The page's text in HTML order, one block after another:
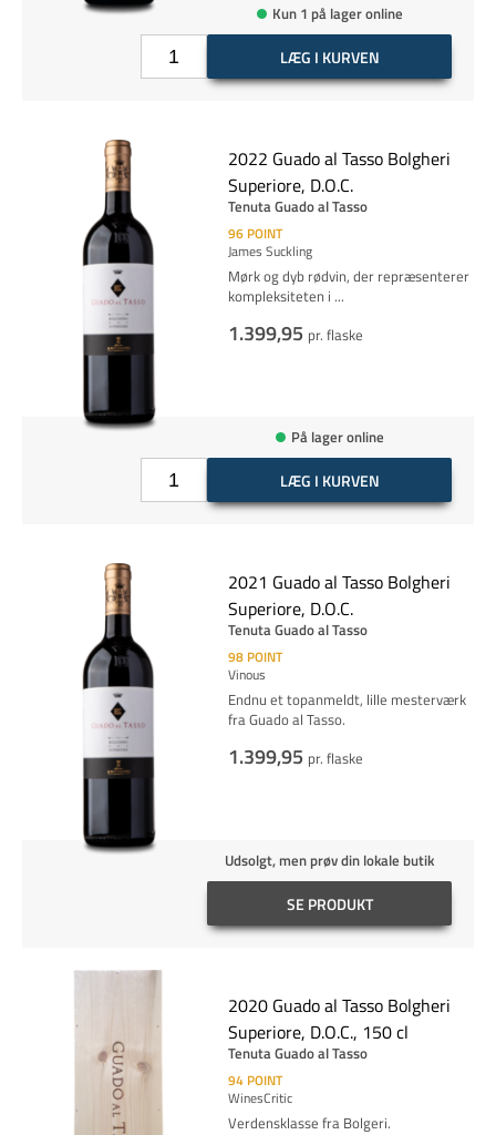
Kun 1 på lager online
LÆG I KURVEN
2022 Guado al Tasso Bolgheri
Superiore, D.O.C.
Tenuta Guado al Tasso
96 POINT
James Suckling
Mørk og dyb rødvin, der repræsenterer
kompleksiteten i ...
1.399,95 pr. flaske
På lager online
LÆG I KURVEN
2021 Guado al Tasso Bolgheri
Superiore, D.O.C.
Tenuta Guado al Tasso
98 POINT
Vinous
Endnu et topanmeldt, lille mesterværk
fra Guado al Tasso.
1.399,95 pr. flaske
Udsolgt, men prøv din lokale butik
SE PRODUKT
2020 Guado al Tasso Bolgheri
Superiore, D.O.C., 150 cl
Tenuta Guado al Tasso
94 POINT
WinesCritic
Verdensklasse fra Bolgeri.